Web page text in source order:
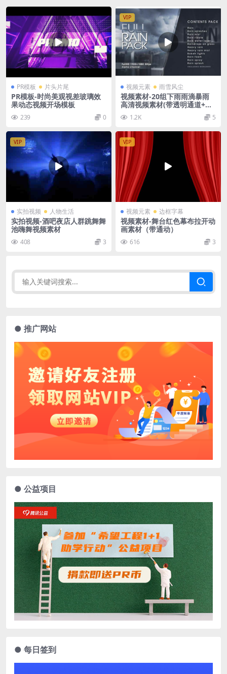
PR模板 片头片尾
PR模板-时尚美观视差玻璃效
果动态视频开场模板
239 0
VIP
视频元素 雨雪风尘
视频素材-20组下雨雨滴暴雨
高清视频素材(带透明通道+AE
工程)1.2K 5
VIP
实拍视频 人物生活
实拍视频-酒吧夜店人群跳舞舞
池嗨舞视频素材
408 3
VIP
视频元素 边框字幕
视频素材-舞台红色幕布拉开动
画素材（带通动）
616 3
● 推广网站
● 公益项目
● 每日签到